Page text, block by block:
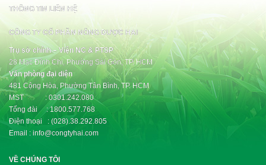
THÔNG TIN LIÊN HỆ
CÔNG TY CỔ PHẦN NÔNG DƯỢC HAI
Trụ sở chính – Viện NC & PTSP
28 Mạc Đĩnh Chi, Phường Sài Gòn, TP. HCM
Văn phòng đại diện
481 Cộng Hòa, Phường Tân Bình, TP. HCM
MST : 0301.242.080
Tổng đài : 1800.577.768
Điện thoại : (028).38.292.805
Email : info@congtyhai.com
VỀ CHÚNG TÔI